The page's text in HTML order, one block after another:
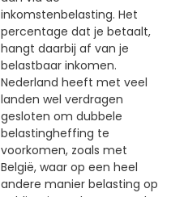
inkomstenbelasting. Het
percentage dat je betaalt,
hangt daarbij af van je
belastbaar inkomen.
Nederland heeft met veel
landen wel verdragen
gesloten om dubbele
belastingheffing te
voorkomen, zoals met
België, waar op een heel
andere manier belasting op